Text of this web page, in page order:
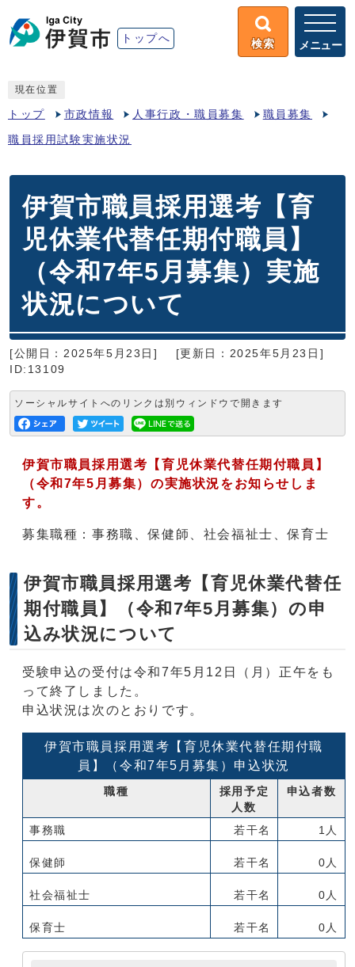
トップへ 検索 メニュー
現在位置
トップ 市政情報 人事行政・職員募集 職員募集
職員採用試験実施状況
伊賀市職員採用選考【育
児休業代替任期付職員】
（令和7年5月募集）実施
状況について
[公開日：2025年5月23日]
[更新日：2025年5月23日]
ID:13109
ソーシャルサイトへのリンクは別ウィンドウで開きます
伊賀市職員採用選考【育児休業代替任期付職員】
（令和7年5 月募集）の実施状況をお知らせしま
す。
募集職種：事務職、保健師、社会福祉士、保育士
伊賀市職員採用選考【育児休業代替任
期付職員】（令和7年5月募集）の申
込み状況について
受験申込の受付は令和7年5月12日（月）正午をも
って終了しました。
申込状況は次のとおりです。
伊賀市職員採用選考【育児休業代替任期付職
員】（令和7年5月募集）申込状況
職種
採用予定
人数
申込者数
事務職 若干名 1人
保健師 若干名 0人
社会福祉士 若干名 0人
保育士 若干名 0人